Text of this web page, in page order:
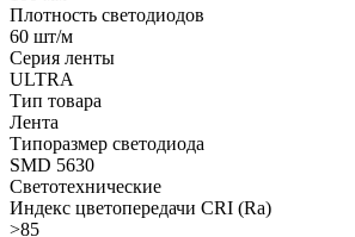
Плотность светодиодов
60 шт/м
Серия ленты
ULTRA
Тип товара
Лента
Типоразмер светодиода
SMD 5630
Светотехнические
Индекс цветопередачи CRI (Ra)
>85